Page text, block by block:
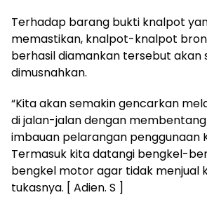
Terhadap barang bukti knalpot
memastikan, knalpot-knalpot
berhasil diamankan tersebut akan
dimusnahkan.
“Kita akan semakin gencarkan
di jalan-jalan dengan
imbauan pelarangan penggunaan
Termasuk kita datangi bengkel-
bengkel motor agar tidak menjual
tukasnya. [ Adien. S ]